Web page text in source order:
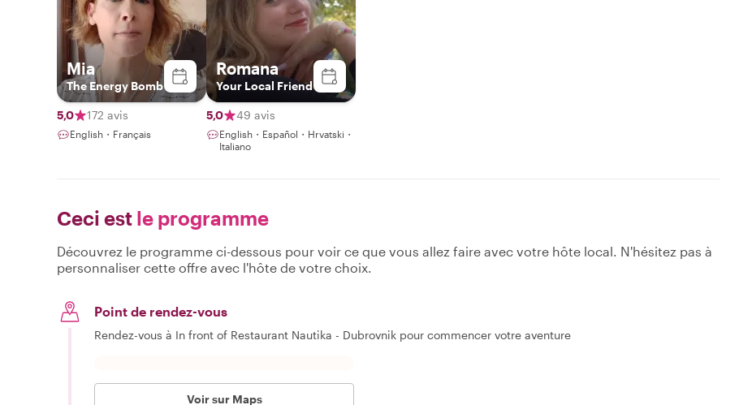
Mia
The Energy Bomb
5,0 172 avis
English・Français
Romana
Your Local Friend
5,0 49 avis
English・Español・Hrvatski・
Italiano
Ceci est le programme
Découvrez le programme ci-dessous pour voir ce que vous allez faire avec votre hôte local. N'hésitez pas à
personnaliser cette offre avec l'hôte de votre choix.
Point de rendez-vous
Rendez-vous à In front of Restaurant Nautika - Dubrovnik pour commencer votre aventure
Voir sur Maps